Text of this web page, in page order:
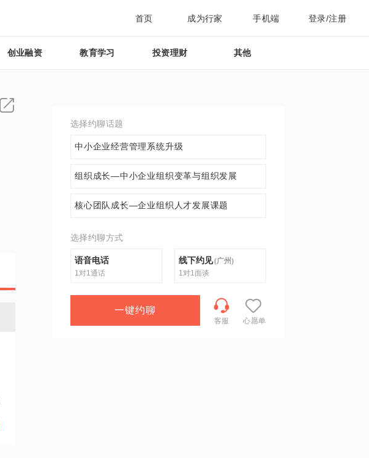
首页 成为行家 手机端 登录/注册
创业融资 教育学习 投资理财 其他
选择约聊话题
中小企业经营管理系统升级
组织成长—中小企业组织变革与组织发展
核心团队成长—企业组织人才发展课题
选择约聊方式
语音电话
1对1通话
线下约见(广州)
1对1面谈
一键约聊
客服 心愿单